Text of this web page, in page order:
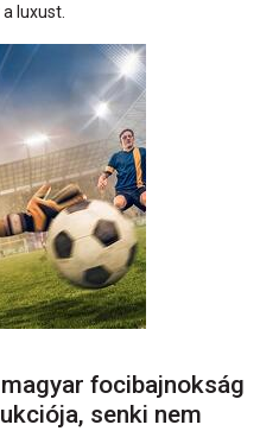
luxust.
focibajnokság
senki nem